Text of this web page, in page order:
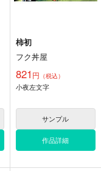
柿初
フク丼屋
821 円 （税込）
小夜左文字
サンプル
作品詳細